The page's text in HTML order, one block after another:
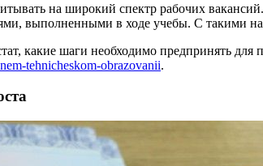
на широкий спектр рабочих
выполненными в ходе учебы. С такими
какие шаги необходимо предпринять
tehnicheskom-obrazovanii.